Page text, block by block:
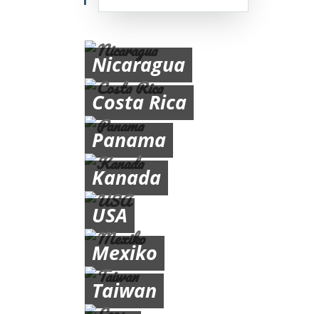
Nicaragua
Costa Rica
Panama
Kanada
USA
Mexiko
Taiwan